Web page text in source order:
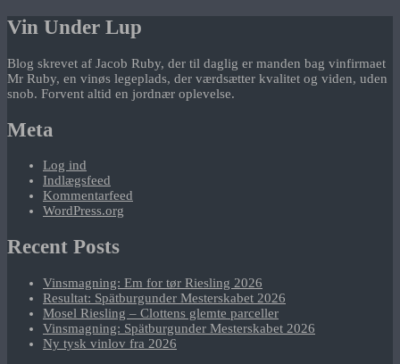
Vin Under Lup
Blog skrevet af Jacob Ruby, der til daglig er manden bag vinfirmaet
Mr Ruby, en vinøs legeplads, der værdsætter kvalitet og viden, uden
snob. Forvent altid en jordnær oplevelse.
Meta
Log ind
Indlægsfeed
Kommentarfeed
WordPress.org
Recent Posts
Vinsmagning: Em for tør Riesling 2026
Resultat: Spätburgunder Mesterskabet 2026
Mosel Riesling – Clottens glemte parceller
Vinsmagning: Spätburgunder Mesterskabet 2026
Ny tysk vinlov fra 2026